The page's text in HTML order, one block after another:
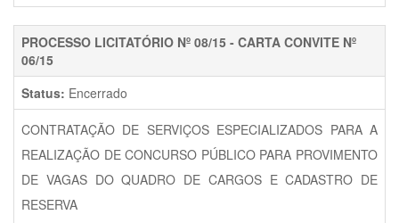
PROCESSO LICITATÓRIO Nº 08/15 - CARTA CONVITE Nº
06/15
Status: Encerrado
CONTRATAÇÃO DE SERVIÇOS ESPECIALIZADOS PARA A
REALIZAÇÃO DE CONCURSO PÚBLICO PARA PROVIMENTO
DE VAGAS DO QUADRO DE CARGOS E CADASTRO DE
RESERVA